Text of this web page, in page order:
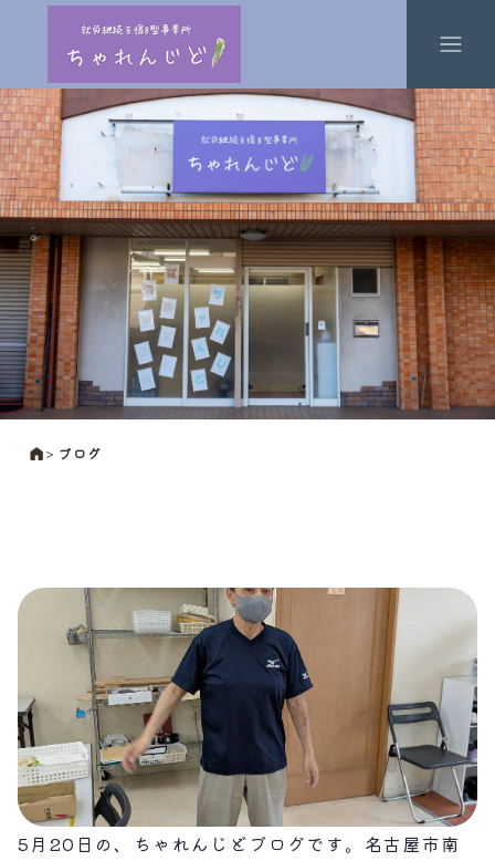
＞ ブログ
5月20日の、ちゃれんじどブログです。名古屋市南